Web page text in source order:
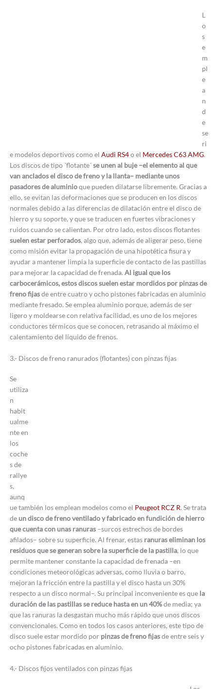
L
o
s
e
m
pl
e
a
n
d
e
se
ri
e modelos deportivos como el Audi RS4o el Mercedes C63 AMG.
Los discos de tipo ´flotante´se unen al buje –el elemento al que
van anclados el disco de freno y la llanta– mediante unos
pasadores de aluminioque pueden dilatarse libremente. Gracias a
ello, se evitan las deformaciones que se producen en los discos
normales debido a las diferencias de dilatación entre el disco de
hierro y su soporte, y que se traducen en fuertes vibraciones y
ruidos cuando se calientan. Por otro lado, estos discos flotantes
suelen estar perforados, algo que, además de aligerar peso, tiene
como misión evitar la propagación de una hipotética fisura y
ayudar a mantener limpia la superficie de contacto de las pastillas
para mejorar la capacidad de frenada. Al igual que los
carbocerámicos, estos discos suelen estar mordidos por pinzas de
freno fijasde entre cuatro y ocho pistones fabricadas en aluminio
mediante fresado. Se emplea aluminio porque, además de ser
ligero y moldearse con relativa facilidad, es uno de los mejores
conductores térmicos que se conocen, retrasando al máximo el
calentamiento del líquido de frenos.
3.- Discos de freno ranurados (flotantes) con pinzas fijas
Se
utiliza
n
habit
ualme
nte en
los
coche
s de
rallye
s,
aunq
ue también los emplean modelos como el Peugeot RCZ R. Se trata
de un disco de freno ventilado y fabricado en fundición de hierro
que cuenta con unas ranuras –surcos estrechos de bordes
afilados– sobre su superficie. Al frenar, estas ranuras eliminan los
residuos que se generan sobre la superficie de la pastilla, lo que
permite mantener constante la capacidad de frenada –en
condiciones meteorológicas adversas, como lluvia o barro,
mejoran la fricción entre la pastilla y el disco hasta un 30%
respecto a un disco normal–. Su principal inconveniente es que la
duración de las pastillas se reduce hasta en un 40%de media; ya
que las ranuras la desgastan mucho más rápido que unos discos
convencionales. Como en todos los casos anteriores, este tipo de
disco suele estar mordido por pinzas de freno fijasde entre seis y
ocho pistones fabricadas en aluminio.
4.- Discos fijos ventilados con pinzas fijas